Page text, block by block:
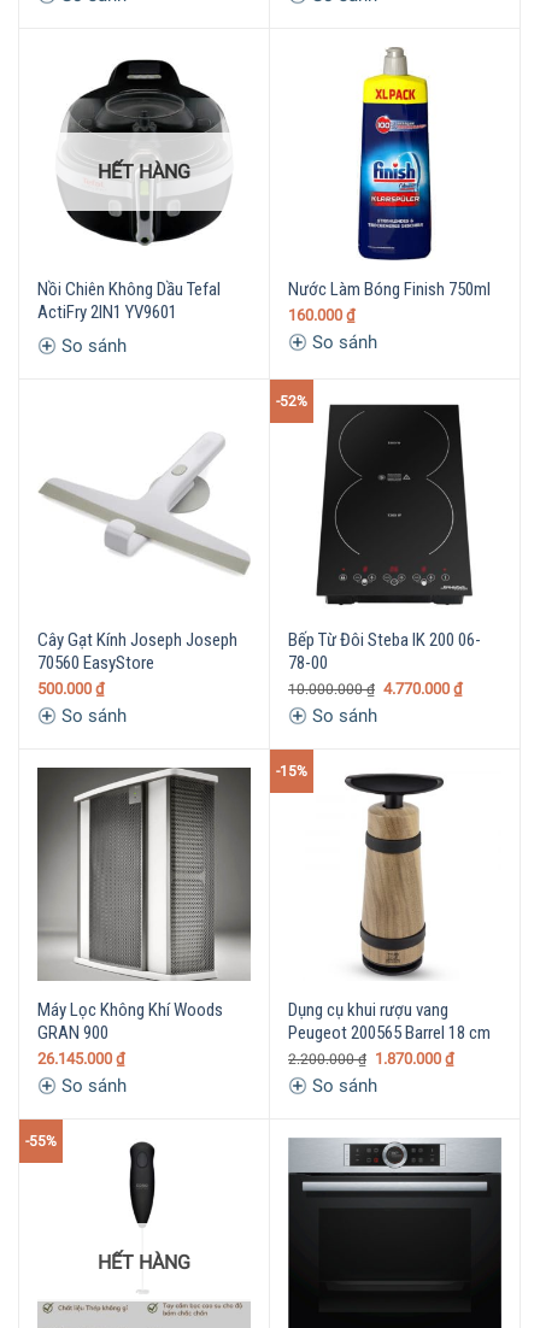
HẾT HÀNG
Nồi Chiên Không Dầu Tefal
ActiFry 2IN1 YV9601
So sánh
Nước Làm Bóng Finish 750ml
160.000 ₫
So sánh
Cây Gạt Kính Joseph Joseph
70560 EasyStore
500.000 ₫
So sánh
-52%
Bếp Từ Đôi Steba IK 200 06-
78-00
10.000.000₫ 4.770.000 ₫
So sánh
Máy Lọc Không Khí Woods
GRAN 900
26.145.000 ₫
So sánh
-15%
Dụng cụ khui rượu vang
Peugeot 200565 Barrel 18 cm
2.200.000₫ 1.870.000 ₫
So sánh
-55%
HẾT HÀNG